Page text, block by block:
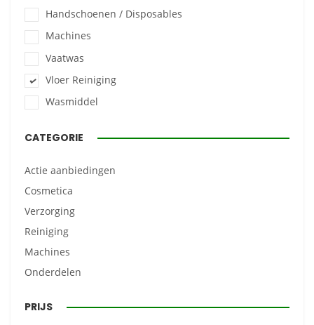
Handschoenen / Disposables
Machines
Vaatwas
Vloer Reiniging
Wasmiddel
CATEGORIE
Actie aanbiedingen
Cosmetica
Verzorging
Reiniging
Machines
Onderdelen
PRIJS